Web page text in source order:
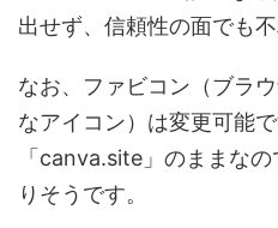
出せず、信頼性の面でも不
なお、ファビコン（ブラ
なアイコン）は変更可能
「canva.site」のままな
りそうです。